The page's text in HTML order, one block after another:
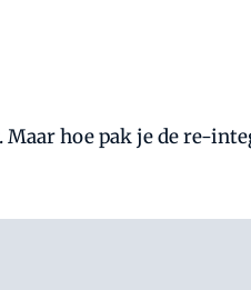
hoe pak je de re-